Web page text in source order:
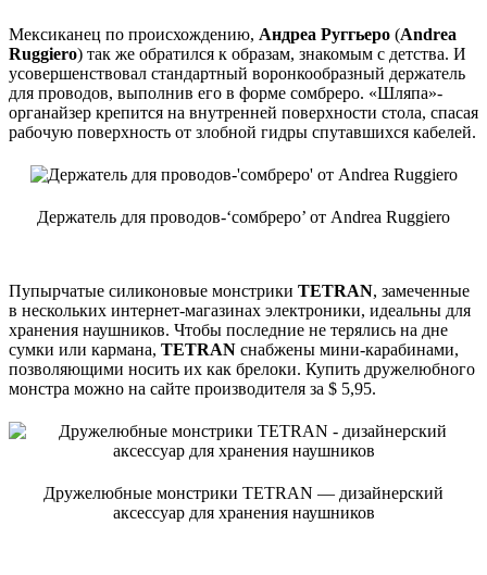
Мексиканец по происхождению, Андреа Руггьеро (Andrea
Ruggiero) так же обратился к образам, знакомым с детства. И
усовершенствовал стандартный воронкообразный держатель
для проводов, выполнив его в форме сомбреро. «Шляпа»-
органайзер крепится на внутренней поверхности стола, спасая
рабочую поверхность от злобной гидры спутавшихся кабелей.
Держатель для проводов-‘сомбреро’ от Andrea Ruggiero
Пупырчатые силиконовые монстрики TETRAN, замеченные
в нескольких интернет-магазинах электроники, идеальны для
хранения наушников. Чтобы последние не терялись на дне
сумки или кармана, TETRAN снабжены мини-карабинами,
позволяющими носить их как брелоки. Купить дружелюбного
монстра можно на сайте производителя за $ 5,95.
Дружелюбные монстрики TETRAN — дизайнерский
аксессуар для хранения наушников